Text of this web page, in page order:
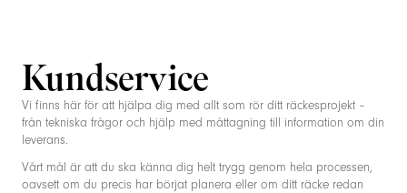
Kundservice
Vi finns här för att hjälpa dig med allt som rör ditt räckesprojekt –
från tekniska frågor och hjälp med måttagning till information om din
leverans.
Vårt mål är att du ska känna dig helt trygg genom hela processen,
oavsett om du precis har börjat planera eller om ditt räcke redan